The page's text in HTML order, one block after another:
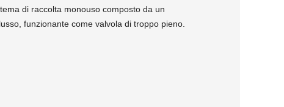
di raccolta monouso composto da un
funzionante come valvola di troppo pieno.